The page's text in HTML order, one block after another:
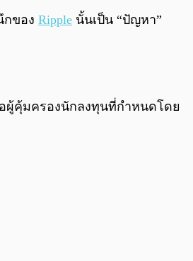
0:00 /0:00
กของ Ripple นั้นเป็น “ปัญหา”
ผู้คุ้มครองนักลงทุนที่กำหนดโดย